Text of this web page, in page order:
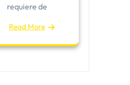
requiere de
Read More